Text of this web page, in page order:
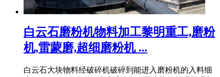
白云石磨粉机物料加工黎明重工,磨粉
机,雷蒙磨,超细磨粉机 ...
白云石大块物料经破碎机破碎到能进入磨粉机的入料细